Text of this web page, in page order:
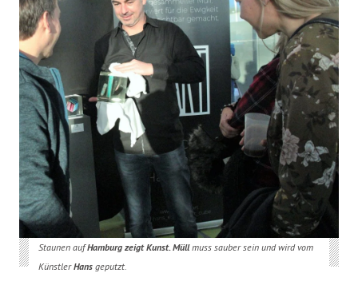
Staunen aufHamburg zeigt Kunst. Müllmuss sauber sein und wird vom
KünstlerHansgeputzt.